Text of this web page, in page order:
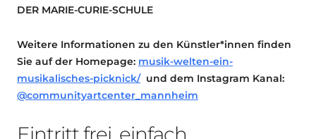
DER MARIE-CURIE-SCHULE
Weitere Informationen zu den Künstler*innen finden
Sie auf der Homepage: musik-welten-ein-
musikalisches-picknick/und dem Instagram Kanal:
@communityartcenter_mannheim
Eintritt frei, einfach